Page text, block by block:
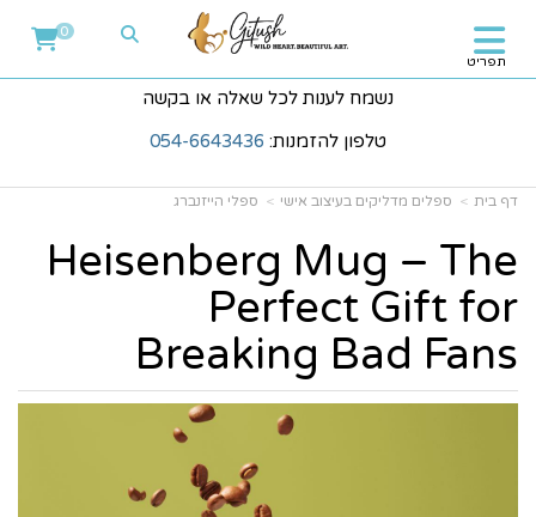
נשמח לענות לכל שאלה או בקשה
טלפון להזמנות: 054-6643436
תפריט
0
דף בית ספלים מדליקים בעיצוב אישי ספלי הייזנברג
Heisenberg Mug – The
Perfect Gift for
Breaking Bad Fans